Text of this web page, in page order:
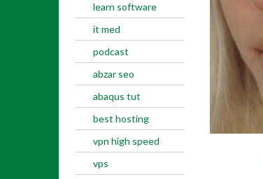
learn software
it med
podcast
abzar seo
abaqus tut
best hosting
vpn high speed
vps